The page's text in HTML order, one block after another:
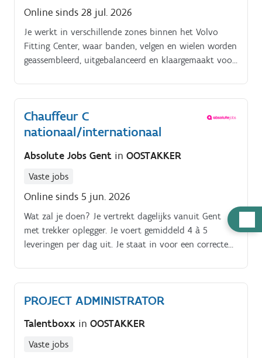
Online sinds 28 jul. 2026
Je werkt in verschillende zones binnen het Volvo
Fitting Center, waar banden, velgen en wielen worden
geassembleerd, uitgebalanceerd en klaargemaakt voor
besturen van een heftruck, orderpicking, het
uitbalanceren van banden, kwaliteitscontroles en de
behandeling van leeggoed. Daarnaast zijn jouw
werkomgeving te verbeteren altijd welkom Je bent
trots op jouw werkzone en zorgt er daarom mee
Chauffeur C
nationaal/internationaal
Absolute Jobs Gent in OOSTAKKER
Vaste jobs
Online sinds 5 jun. 2026
Wat zal je doen? Je vertrekt dagelijks vanuit Gent
met trekker oplegger. Je voert gemiddeld 4 à 5
leveringen per dag uit. Je staat in voor een correcte
PROJECT ADMINISTRATOR
Talentboxx in OOSTAKKER
Vaste jobs